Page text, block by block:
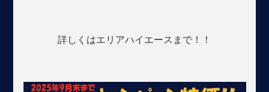
詳しくはエリアハイエースまで！！